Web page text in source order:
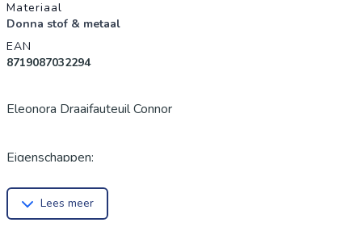
Materiaal
Donna stof & metaal
EAN
8719087032294
Eleonora Draaifauteuil Connor
Eigenschappen:
Materiaal: Donna stof & metaal
Lees meer